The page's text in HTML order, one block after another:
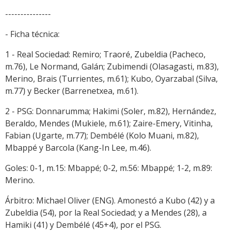
---------------
- Ficha técnica:
1 - Real Sociedad: Remiro; Traoré, Zubeldia (Pacheco,
m.76), Le Normand, Galán; Zubimendi (Olasagasti, m.83),
Merino, Brais (Turrientes, m.61); Kubo, Oyarzabal (Silva,
m.77) y Becker (Barrenetxea, m.61).
2 - PSG: Donnarumma; Hakimi (Soler, m.82), Hernández,
Beraldo, Mendes (Mukiele, m.61); Zaire-Emery, Vitinha,
Fabian (Ugarte, m.77); Dembélé (Kolo Muani, m.82),
Mbappé y Barcola (Kang-In Lee, m.46).
Goles: 0-1, m.15: Mbappé; 0-2, m.56: Mbappé; 1-2, m.89:
Merino.
Árbitro: Michael Oliver (ENG). Amonestó a Kubo (42) y a
Zubeldia (54), por la Real Sociedad; y a Mendes (28), a
Hamiki (41) y Dembélé (45+4), por el PSG.